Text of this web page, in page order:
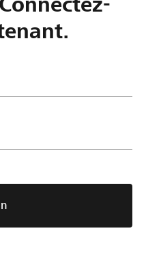
Raiffeisen